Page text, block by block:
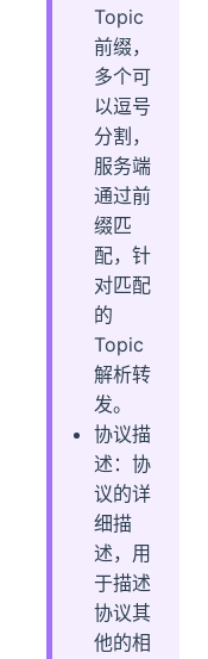
Topic
前缀，
多个可
以逗号
分割，
服务端
通过前
缀匹
配，针
对匹配
的
Topic
解析转
发。
协议描
述：协
议的详
细描
述，用
于描述
协议其
他的相